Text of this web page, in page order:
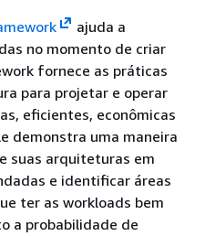
ajuda a
no momento de criar
fornece as práticas
para projetar e operar
eficientes, econômicas
demonstra uma maneira
suas arquiteturas em
e identificar áreas
ter as workloads bem
a probabilidade de